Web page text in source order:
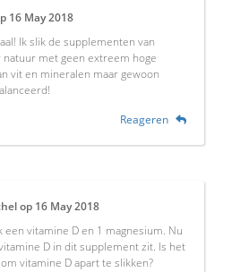
16 May 2018
Ik slik de supplementen van
met geen extreem hoge
vit en mineralen maar gewoon
Reageren
op 16 May 2018
een vitamine D en 1 magnesium. Nu
D in dit supplement zit. Is het
vitamine D apart te slikken?